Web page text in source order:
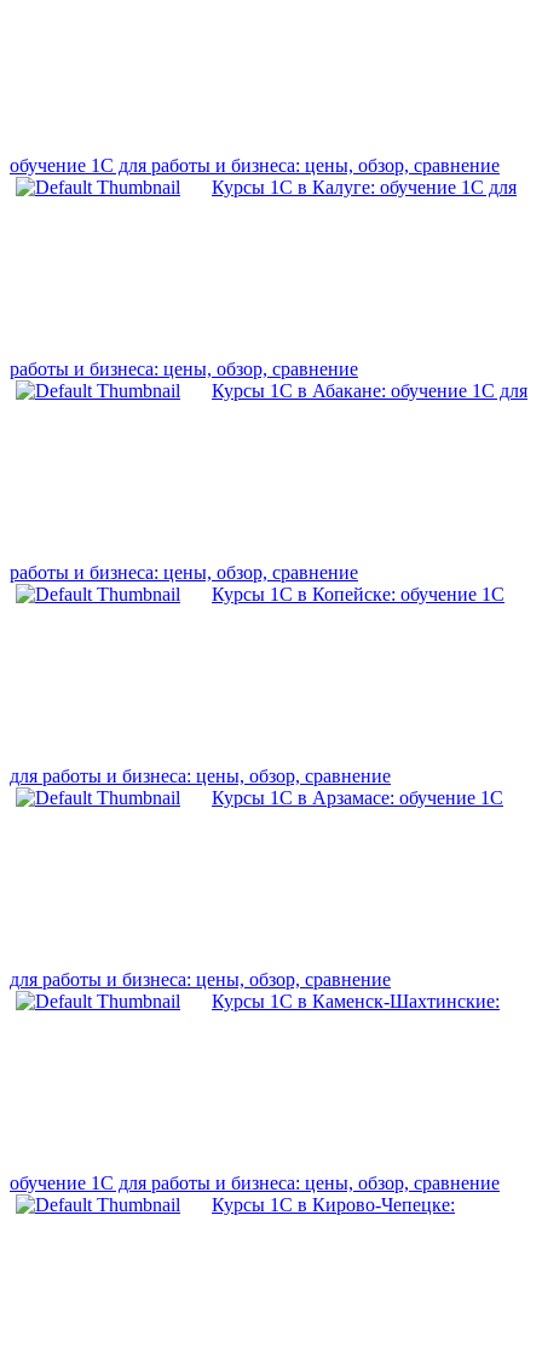
обучение 1С для работы и бизнеса: цены, обзор, сравнение
Курсы 1С в Калуге: обучение 1С для
работы и бизнеса: цены, обзор, сравнение
Курсы 1С в Абакане: обучение 1С для
работы и бизнеса: цены, обзор, сравнение
Курсы 1С в Копейске: обучение 1С
для работы и бизнеса: цены, обзор, сравнение
Курсы 1С в Арзамасе: обучение 1С
для работы и бизнеса: цены, обзор, сравнение
Курсы 1С в Каменск-Шахтинские:
обучение 1С для работы и бизнеса: цены, обзор, сравнение
Курсы 1С в Кирово-Чепецке: